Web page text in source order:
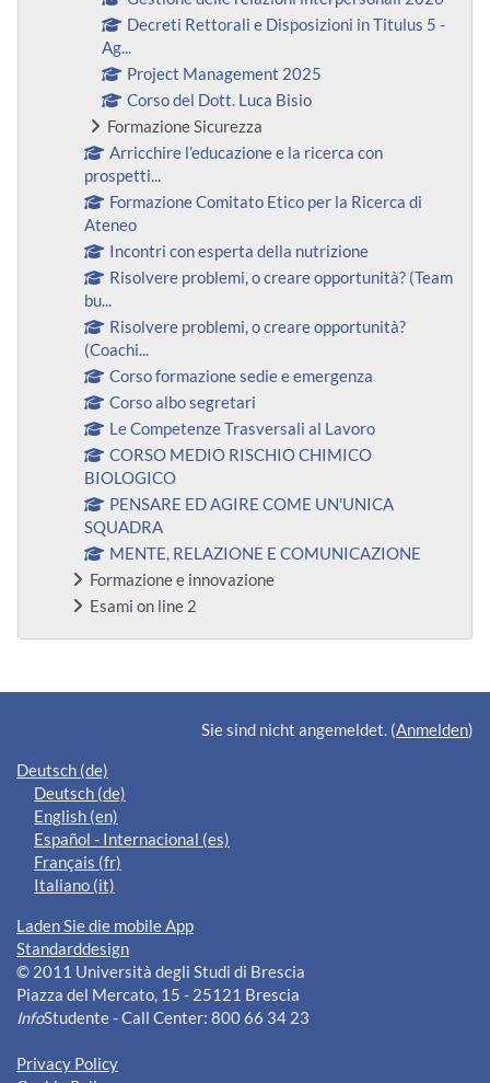
Decreti Rettorali e Disposizioni in Titulus 5 -
Ag...
Project Management 2025
Corso del Dott. Luca Bisio
Formazione Sicurezza
Arricchire l’educazione e la ricerca con
prospetti...
Formazione Comitato Etico per la Ricerca di
Ateneo
Incontri con esperta della nutrizione
Risolvere problemi, o creare opportunità? (Team
bu...
Risolvere problemi, o creare opportunità?
(Coachi...
Corso formazione sedie e emergenza
Corso albo segretari
Le Competenze Trasversali al Lavoro
CORSO MEDIO RISCHIO CHIMICO
BIOLOGICO
PENSARE ED AGIRE COME UN'UNICA
SQUADRA
MENTE, RELAZIONE E COMUNICAZIONE
Formazione e innovazione
Esami on line 2
Ergänzungsblöcke
Sie sind nicht angemeldet. (Anmelden)
Deutsch ‎(de)‎
Deutsch ‎(de)‎
English ‎(en)‎
Español - Internacional ‎(es)‎
Français ‎(fr)‎
Italiano ‎(it)‎
Laden Sie die mobile App
Standarddesign
© 2011 Università degli Studi di Brescia
Piazza del Mercato, 15 - 25121 Brescia
InfoStudente - Call Center: 800 66 34 23
Privacy Policy